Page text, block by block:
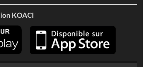
KOACI